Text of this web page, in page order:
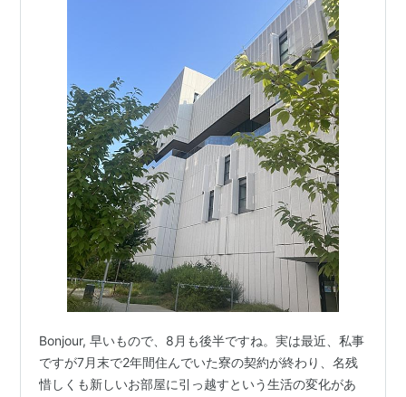
Bonjour, 早いもので、8月も後半ですね。実は最近、私事
ですが7月末で2年間住んでいた寮の契約が終わり、名残
惜しくも新しいお部屋に引っ越すという生活の変化があ